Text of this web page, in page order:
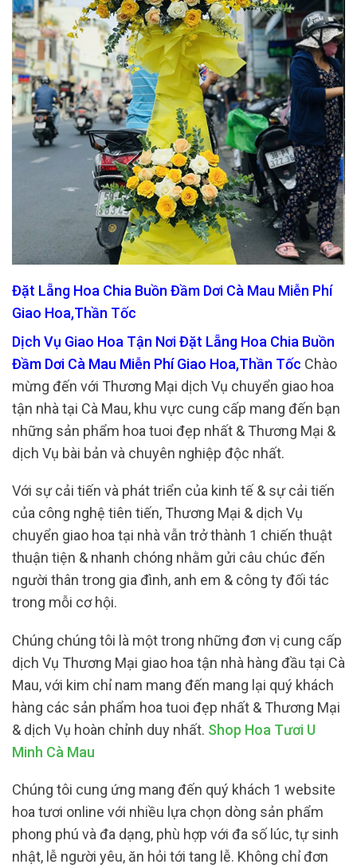
Đặt Lẵng Hoa Chia Buồn Đầm Dơi Cà Mau Miễn Phí
Giao Hoa,Thần Tốc
Dịch Vụ Giao Hoa Tận Nơi Đặt Lẵng Hoa Chia Buồn
Đầm Dơi Cà Mau Miễn Phí Giao Hoa,Thần Tốc Chào
mừng đến với Thương Mại dịch Vụ chuyển giao hoa
tận nhà tại Cà Mau, khu vực cung cấp mang đến bạn
những sản phẩm hoa tuoi đẹp nhất & Thương Mại &
dịch Vụ bài bản và chuyên nghiệp độc nhất.
Với sự cải tiến và phát triển của kinh tế & sự cải tiến
của công nghệ tiên tiến, Thương Mại & dịch Vụ
chuyển giao hoa tại nhà vẫn trở thành 1 chiến thuật
thuận tiện & nhanh chóng nhằm gửi câu chúc đến
người thân trong gia đình, anh em & công ty đối tác
trong mỗi cơ hội.
Chúng chúng tôi là một trong những đơn vị cung cấp
dịch Vụ Thương Mại giao hoa tận nhà hàng đầu tại Cà
Mau, với kim chỉ nam mang đến mang lại quý khách
hàng các sản phẩm hoa tuoi đẹp nhất & Thương Mại
& dịch Vụ hoàn chỉnh duy nhất. Shop Hoa Tươi U
Minh Cà Mau
Chúng tôi cung ứng mang đến quý khách 1 website
hoa tươi online với nhiều lựa chọn dòng sản phẩm
phong phú và đa dạng, phù hợp với đa số lúc, tự sinh
nhật, lễ người yêu, ăn hỏi tới tang lễ. Không chỉ đơn